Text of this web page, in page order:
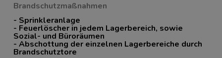
Brandschutzmaßnahmen
- Sprinkleranlage
- Feuerlöscher in jedem Lagerbereich, sowie
Sozial- und Büroräumen
- Abschottung der einzelnen Lagerbereiche durch
Brandschutztore